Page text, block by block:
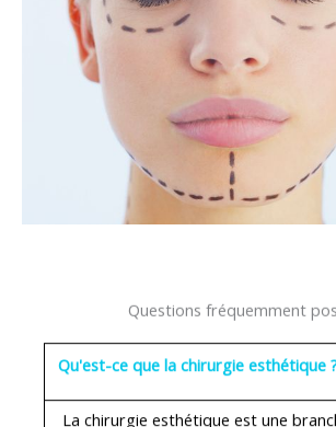
Questions fréquemment
Qu'est-ce que la chirurgie esthétique
La chirurgie esthétique est une